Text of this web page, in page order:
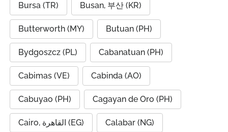
Bursa (TR) Busan, 부산 (KR)
Butterworth (MY) Butuan (PH)
Bydgoszcz (PL) Cabanatuan (PH)
Cabimas (VE) Cabinda (AO)
Cabuyao (PH) Cagayan de Oro (PH)
Cairo, القاهرة (EG) Calabar (NG)